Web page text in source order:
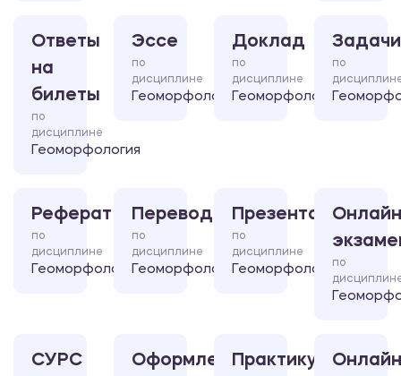
Ответы
на
билеты
по
дисциплине
Геоморфология
Эссе
по
дисциплине
Геоморфология
Доклад
по
дисциплине
Геоморфология
Задачи
по
Реферат
по
дисциплине
Геоморфология
Перевод
по
дисциплине
Геоморфология
Презентация
по
дисциплине
Геоморфологияпо
СУРС
ОформлениеПрактикум